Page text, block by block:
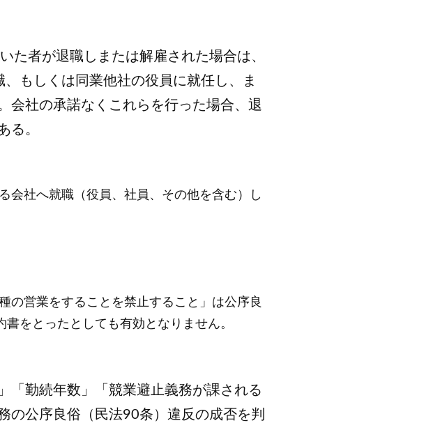
者が退職しまたは解雇された場合は、
もしくは同業他社の役員に就任し、ま
会社の承諾なくこれらを行った場合、退
る。
社へ就職（役員、社員、その他を含む）し
営業をすることを禁止すること」は公序良
をとったとしても有効となりません。
勤続年数」「競業避止義務が課される
の公序良俗（民法90条）違反の成否を判